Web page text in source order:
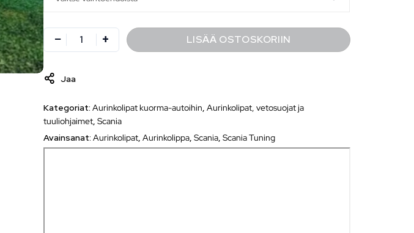
LISÄÄ OSTOSKORIIN
Jaa
Kategoriat:Aurinkolipat kuorma-autoihin ,Aurinkolipat, vetosuojat ja
tuuliohjaimet ,Scania
Avainsanat:Aurinkolipat ,Aurinkolippa ,Scania ,Scania Tuning